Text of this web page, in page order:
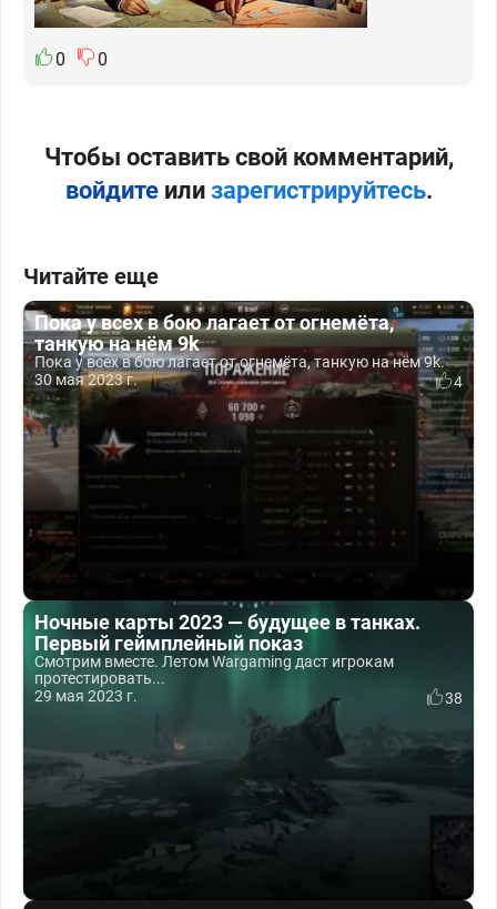
0 0
Чтобы оставить свой комментарий,
войдитеили зарегистрируйтесь.
Читайте еще
Пока у всех в бою лагает от огнемёта,
танкую на нём 9k
Пока у всех в бою лагает от огнемёта, танкую на нём 9k.
30 мая 2023 г.
4
Ночные карты 2023 — будущее в танках.
Первый геймплейный показ
Смотрим вместе. Летом Wargaming даст игрокам
протестировать...
29 мая 2023 г.
38